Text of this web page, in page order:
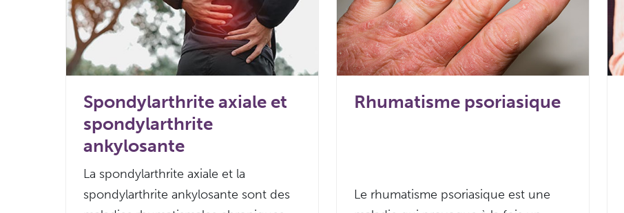
Spondylarthrite axiale et
spondylarthrite
ankylosante
La spondylarthrite axiale et la
spondylarthrite ankylosante sont des
Rhumatisme psoriasique
Le rhumatisme psoriasique est une